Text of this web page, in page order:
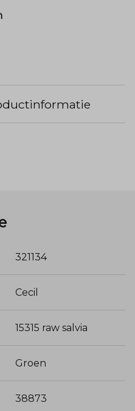
321134
Cecil
15315 raw salvia
Groen
38873